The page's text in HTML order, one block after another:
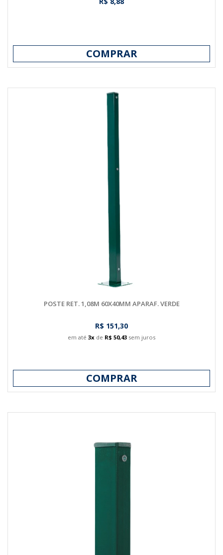
COMPRAR
POSTE RET. 1,08M 60X40MM APARAF. VERDE
R$ 151,30
em até 3x de R$ 50,43 sem juros
COMPRAR